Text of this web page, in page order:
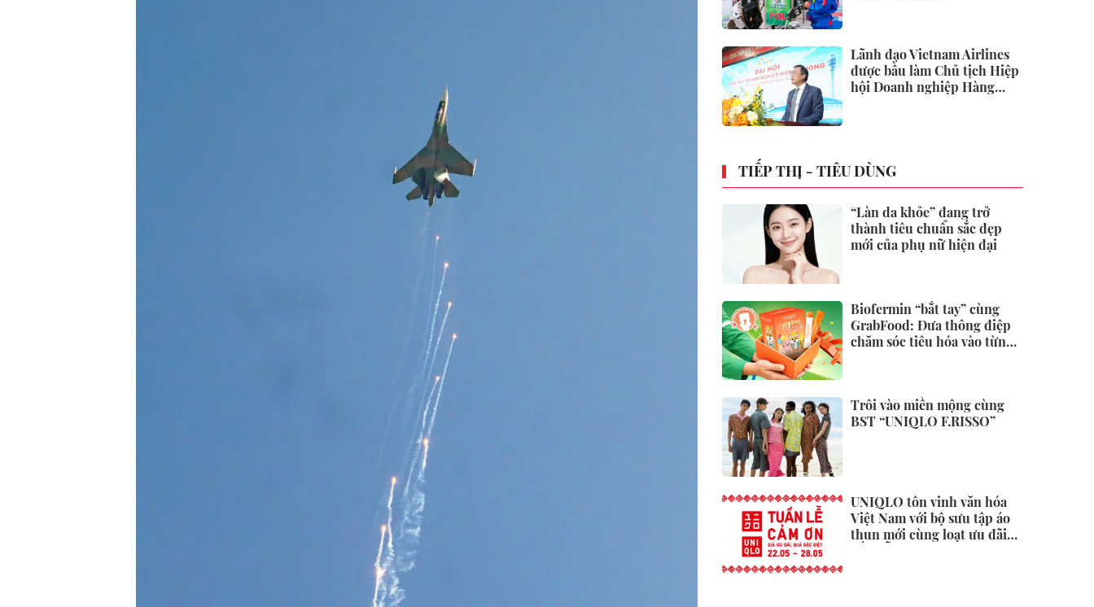
Lãnh đạo Vietnam Airlines
được bầu làm Chủ tịch Hiệp
hội Doanh nghiệp Hàng
TIẾP THỊ - TIÊU DÙNG
“Làn da khỏe” đang trở
thành tiêu chuẩn sắc đẹp
mới của phụ nữ hiện đại
Biofermin “bắt tay” cùng
GrabFood: Đưa thông điệp
chăm sóc tiêu hóa vào từng
Trôi vào miền mộng cùng
BST “UNIQLO F.RISSO”
UNIQLO tôn vinh văn hóa
Việt Nam với bộ sưu tập áo
thun mới cùng loạt ưu đãi